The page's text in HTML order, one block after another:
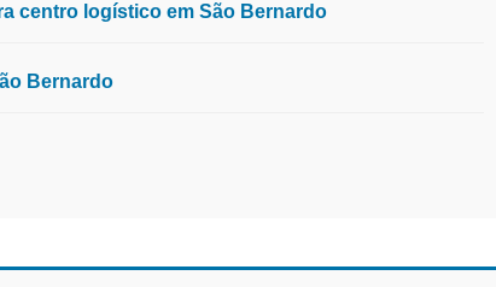
centro logístico em São Bernardo
Bernardo